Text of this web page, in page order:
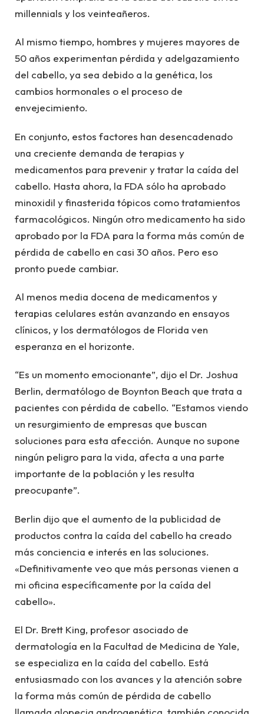
millennials y los veinteañeros.
Al mismo tiempo, hombres y mujeres mayores de
50 años experimentan pérdida y adelgazamiento
del cabello, ya sea debido a la genética, los
cambios hormonales o el proceso de
envejecimiento.
En conjunto, estos factores han desencadenado
una creciente demanda de terapias y
medicamentos para prevenir y tratar la caída del
cabello. Hasta ahora, la FDA sólo ha aprobado
minoxidil y finasterida tópicos como tratamientos
farmacológicos. Ningún otro medicamento ha sido
aprobado por la FDA para la forma más común de
pérdida de cabello en casi 30 años. Pero eso
pronto puede cambiar.
Al menos media docena de medicamentos y
terapias celulares están avanzando en ensayos
clínicos, y los dermatólogos de Florida ven
esperanza en el horizonte.
“Es un momento emocionante”, dijo el Dr. Joshua
Berlin, dermatólogo de Boynton Beach que trata a
pacientes con pérdida de cabello. “Estamos viendo
un resurgimiento de empresas que buscan
soluciones para esta afección. Aunque no supone
ningún peligro para la vida, afecta a una parte
importante de la población y les resulta
preocupante”.
Berlin dijo que el aumento de la publicidad de
productos contra la caída del cabello ha creado
más conciencia e interés en las soluciones.
«Definitivamente veo que más personas vienen a
mi oficina específicamente por la caída del
cabello».
El Dr. Brett King, profesor asociado de
dermatología en la Facultad de Medicina de Yale,
se especializa en la caída del cabello. Está
entusiasmado con los avances y la atención sobre
la forma más común de pérdida de cabello